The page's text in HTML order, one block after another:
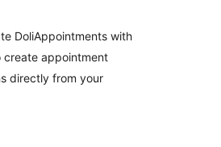
DoliAppointments with
create appointment
directly from your